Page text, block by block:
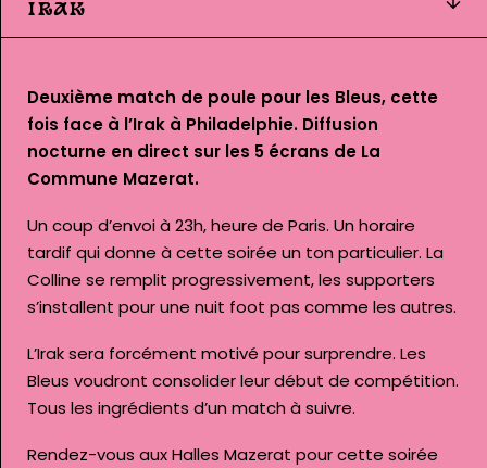
IRAK
Deuxième match de poule pour les Bleus, cette
fois face à l’Irak à Philadelphie. Diffusion
nocturne en direct sur les 5 écrans de La
Commune Mazerat.
Un coup d’envoi à 23h, heure de Paris. Un horaire
tardif qui donne à cette soirée un ton particulier. La
Colline se remplit progressivement, les supporters
s’installent pour une nuit foot pas comme les autres.
L’Irak sera forcément motivé pour surprendre. Les
Bleus voudront consolider leur début de compétition.
Tous les ingrédients d’un match à suivre.
Rendez-vous aux Halles Mazerat pour cette soirée